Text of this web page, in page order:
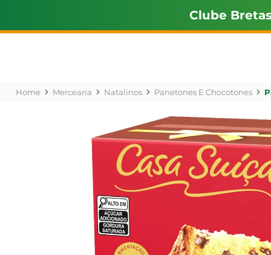
Clube Bretas
Mercearia Natalinos Panetones E Chocotones